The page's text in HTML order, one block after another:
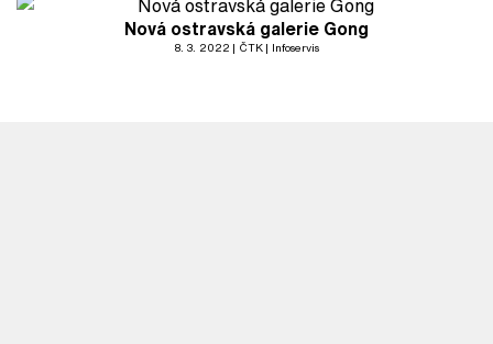
Nová ostravská galerie Gong
8. 3. 2022 ČTK Infoservis